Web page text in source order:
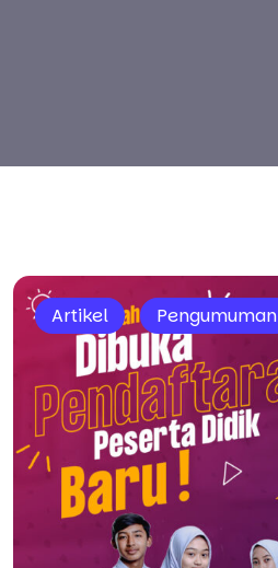
Artikel Pengumuman